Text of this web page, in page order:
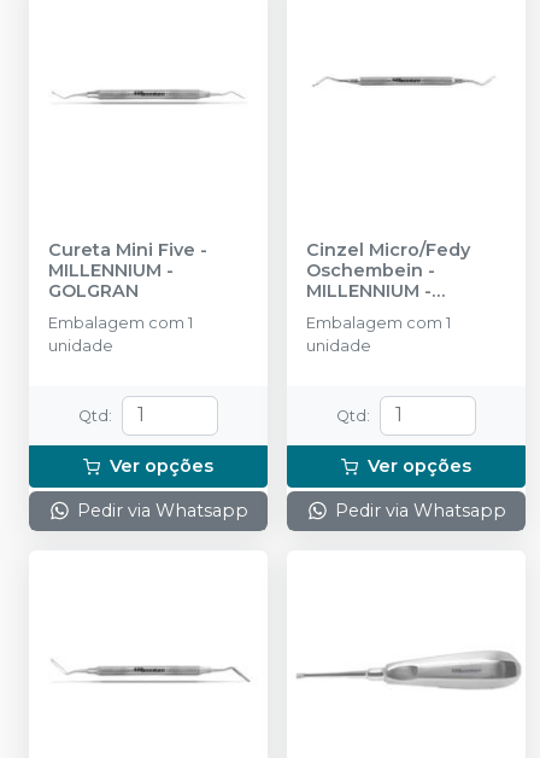
Cureta Mini Five -
MILLENNIUM -
GOLGRAN
Embalagem com 1
unidade
Qtd :
Ver opções
Pedir via Whatsapp
Cinzel Micro/Fedy
Oschembein -
MILLENNIUM -
GOLGRAN
Embalagem com 1
unidade
Qtd :
Ver opções
Pedir via Whatsapp